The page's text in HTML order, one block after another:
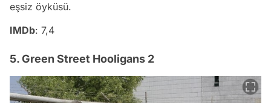
eşsiz öyküsü.
IMDb: 7,4
5. Green Street Hooligans 2